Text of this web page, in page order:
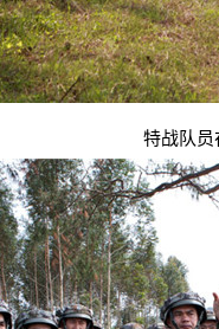
特战队员